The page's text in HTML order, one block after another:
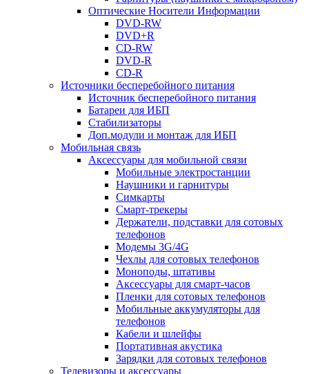
Оптические Носители Информации
DVD-RW
DVD+R
CD-RW
DVD-R
CD-R
Источники бесперебойного питания
Источник бесперебойного питания
Батареи для ИБП
Стабилизаторы
Доп.модули и монтаж для ИБП
Мобильная связь
Аксессуары для мобильной связи
Мобильные электростанции
Наушники и гарнитуры
Симкарты
Смарт-трекеры
Держатели, подставки для сотовых
телефонов
Модемы 3G/4G
Чехлы для сотовых телефонов
Моноподы, штативы
Аксессуары для смарт-часов
Пленки для сотовых телефонов
Мобильные аккумуляторы для
телефонов
Кабели и шлейфы
Портативная акустика
Зарядки для сотовых телефонов
Телевизоры и аксессуары